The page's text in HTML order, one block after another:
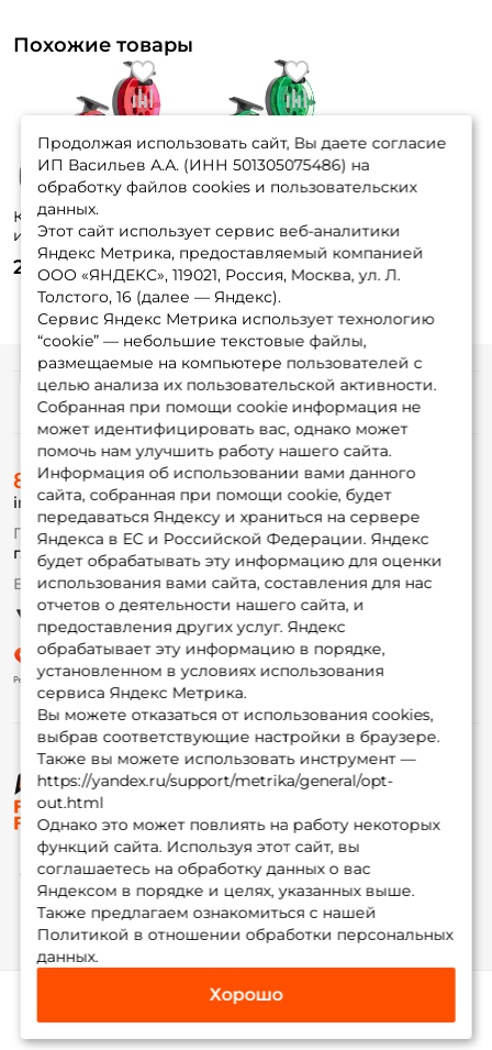
Каталог Избранное Корзина Инфо Мой Fox
Похожие товары
Катушка
инерционная Три
Кита Проводочная
КП-75 красная 3
255 ₽
инерционная Три
Кита Проводочная
КП-65 зеленая 3
шт.
210 ₽
Продолжая использовать сайт, Вы даете согласие
ИП Васильев А.А. (ИНН 501305075486) на
обработку файлов cookies и пользовательских
данных.
Этот сайт использует сервис веб-аналитики
Яндекс Метрика, предоставляемый компанией
ООО «ЯНДЕКС», 119021, Россия, Москва, ул. Л.
Толстого, 16 (далее — Яндекс).
Сервис Яндекс Метрика использует технологию
“cookie” — небольшие текстовые файлы,
размещаемые на компьютере пользователей с
целью анализа их пользовательской активности.
Собранная при помощи cookie информация не
может идентифицировать вас, однако может
помочь нам улучшить работу нашего сайта.
Информация об использовании вами данного
сайта, собранная при помощи cookie, будет
передаваться Яндексу и храниться на сервере
Яндекса в ЕС и Российской Федерации. Яндекс
будет обрабатывать эту информацию для оценки
использования вами сайта, составления для нас
отчетов о деятельности нашего сайта, и
предоставления других услуг. Яндекс
обрабатывает эту информацию в порядке,
установленном в условиях использования
сервиса Яндекс Метрика.
Вы можете отказаться от использования cookies,
выбрав соответствующие настройки в браузере.
Также вы можете использовать инструмент —
https://yandex.ru/support/metrika/general/opt-
out.html
Однако это может повлиять на работу некоторых
функций сайта. Используя этот сайт, вы
соглашаетесь на обработку данных о вас
Яндексом в порядке и целях, указанных выше.
Также предлагаем ознакомиться с нашей
Политикой в отношении обработки персональных
данных.
Хорошо
© ФоксФишинг, 2009-2026
Информация
О магазине
Доставка
Оплата
Fox-bonus
Гуру
Партнерская программа
8 (495) 532-77-88
info@foxfishing.ru
По вопросам с заказом
г. Москва, ул. Плеханова д.7
Ежедневно 10:00 до 20:00